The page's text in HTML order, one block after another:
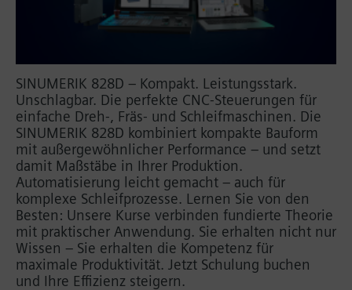
SINUMERIK 828D – Kompakt. Leistungsstark.
Unschlagbar. Die perfekte CNC-Steuerungen für
einfache Dreh-, Fräs- und Schleifmaschinen. Die
SINUMERIK 828D kombiniert kompakte Bauform
mit außergewöhnlicher Performance – und setzt
damit Maßstäbe in Ihrer Produktion.
Automatisierung leicht gemacht – auch für
komplexe Schleifprozesse. Lernen Sie von den
Besten: Unsere Kurse verbinden fundierte Theorie
mit praktischer Anwendung. Sie erhalten nicht nur
Wissen – Sie erhalten die Kompetenz für
maximale Produktivität. Jetzt Schulung buchen
und Ihre Effizienz steigern.